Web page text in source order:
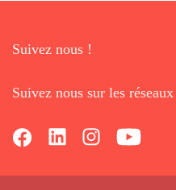
Suivez nous !
Suivez nous sur les